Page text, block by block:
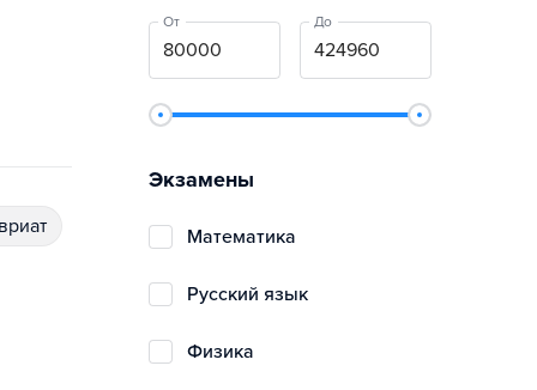
От До
Экзамены
математика
русский язык
физика